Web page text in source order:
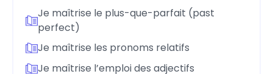
Je maîtrise le plus-que-parfait (past
perfect)
Je maîtrise les pronoms relatifs
Je maîtrise l’emploi des adjectifs